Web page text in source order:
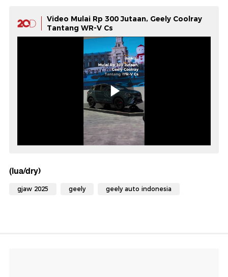
Video Mulai Rp 300 Jutaan, Geely Coolray
Tantang WR-V Cs
(lua/dry)
gjaw 2025 geely geely auto indonesia